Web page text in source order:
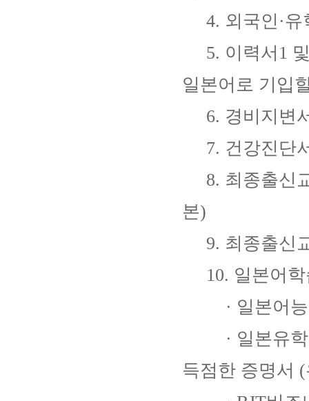
4. 외국인·유
5. 이력서1
일본어로 기입
6. 경비지변
7. 건강진단
8. 최종출신
본)
9. 최종출신
10. 일본어학
· 일본어능
· 일본유학
득점한 증명서